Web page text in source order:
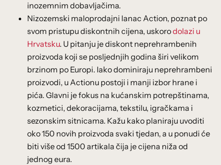
inozemnim dobavljačima.
Nizozemski maloprodajni lanac Action, poznat po
svom pristupu diskontnih cijena, uskorodolazi u
Hrvatsku. U pitanju je diskont neprehrambenih
proizvoda koji se posljednjih godina širi velikom
brzinom po Europi. Iako dominiraju neprehrambeni
proizvodi, u Actionu postoji i manji izbor hrane i
pića. Glavni je fokus na kućanskim potrepštinama,
kozmetici, dekoracijama, tekstilu, igračkama i
sezonskim sitnicama. Kažu kako planiraju uvoditi
oko 150 novih proizvoda svaki tjedan, a u ponudi će
biti više od 1500 artikala čija je cijena niža od
jednog eura.